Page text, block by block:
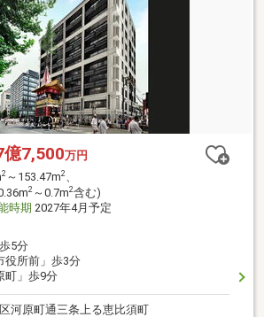
億7,500万円
2 ～153.47m2
2 ～0.7m2含む)
時期 2027年4月予定
5分
役所前」歩3分
町」歩9分
河原町通三条上る恵比須町